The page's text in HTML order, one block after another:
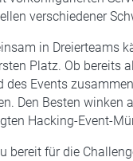
verschiedener
in Dreierteams
Platz. Ob bereits
des Events
Den Besten winken
Hacking-Event-
bereit für die